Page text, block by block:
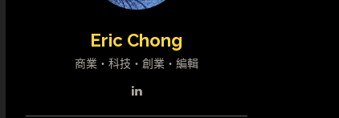
Eric Chong
商業・科技・創業・編輯